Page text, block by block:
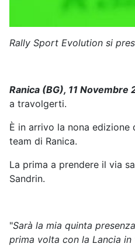
Rally Sport Evolution si
Ranica (BG), 11 Novembre
a travolgerti.
È in arrivo la nona
team di Ranica.
La prima a prendere il via
Sandrin.
"Sarà la mia quinta
prima volta con la Lancia